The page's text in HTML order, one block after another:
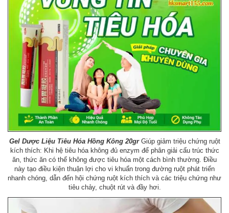
Gel Dược Liệu Tiêu Hóa Hồng Kông 20gr Giúp giảm triệu chứng ruột
kích thích: Khi hệ tiêu hóa không đủ enzym để phân giải cấu trúc thức
ăn, thức ăn có thể không được tiêu hóa một cách bình thường. Điều
này tạo điều kiện thuận lợi cho vi khuẩn trong đường ruột phát triển
nhanh chóng, dẫn đến hội chứng ruột kích thích và các triệu chứng như
tiêu chảy, chuột rút và đầy hơi.